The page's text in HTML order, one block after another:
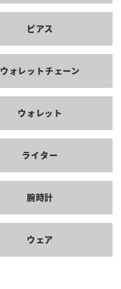
ピアス
ウォレットチェーン
ウォレット
ライター
腕時計
ウェア